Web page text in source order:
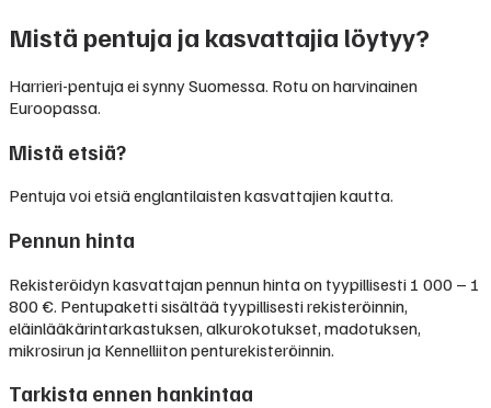
Mistä pentuja ja kasvattajia löytyy?
Harrieri-pentuja ei synny Suomessa. Rotu on harvinainen
Euroopassa.
Mistä etsiä?
Pentuja voi etsiä englantilaisten kasvattajien kautta.
Pennun hinta
Rekisteröidyn kasvattajan pennun hinta on tyypillisesti 1 000 – 1
800 €. Pentupaketti sisältää tyypillisesti rekisteröinnin,
eläinlääkärintarkastuksen, alkurokotukset, madotuksen,
mikrosirun ja Kennelliiton penturekisteröinnin.
Tarkista ennen hankintaa